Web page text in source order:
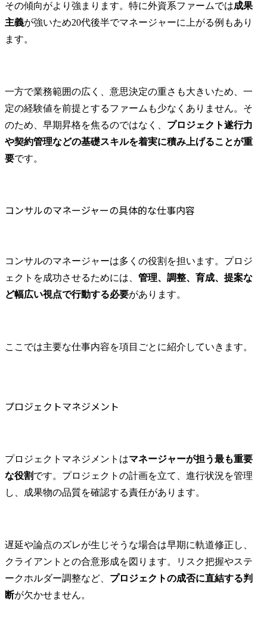
その傾向がより強まります。特に外資系ファームでは成果
主義が強いため20代後半でマネージャーに上がる例もあり
ます。
一方で業務範囲の広く、意思決定の重さも大きいため、一
定の経験値を前提とするファームも少なくありません。そ
のため、早期昇格を焦るのではなく、 プロジェクト遂行力
や契約管理などの基礎スキルを着実に積み上げることが重
要です。
コンサルのマネージャーの具体的な仕事内容
コンサルのマネージャーは多くの役割を担います。プロジ
ェクトを成功させるためには、 管理、調整、育成、提案な
ど幅広い視点で行動する必要があります。
ここでは主要な仕事内容を項目ごとに紹介していきます。
プロジェクトマネジメント
プロジェクトマネジメントはマネージャーが担う最も重要
な役割です。プロジェクトの計画を立て、進行状況を管理
し、成果物の品質を確認する責任があります。
遅延や論点のズレが生じそうな場合は早期に軌道修正し、
クライアントとの合意形成を図ります。リスク把握やステ
ークホルダー調整など、 プロジェクトの成否に直結する判
断が欠かせません。